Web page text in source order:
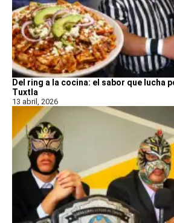
Del ring a la cocina: el sabor que lucha
Tuxtla
13 abril, 2026